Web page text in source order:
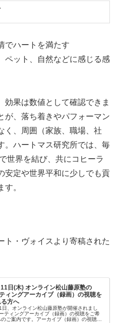
でハートを満たす
ペット、自然などに感じる感
効果は数値として確認できま
が、落ち着きやパフォーマン
く、周囲（家族、職場、社
。ハートマス研究所では、毎
世界を結び、共にコヒーラ
安定や世界平和に少しでも貢
。
ト・ヴォイスより寄稿された
日(木) オンライン松山藤原塾の
ィングアーカイブ（録画）の視聴を
方へ
、オンライン松山藤原塾が開催されまし
ティングアーカイブ（録画）の視聴をご希
ご案内です。アーカイブ（録画）の視聴を